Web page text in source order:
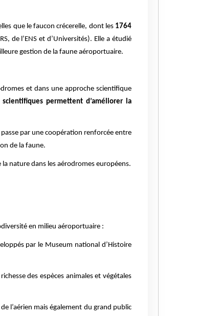
que le faucon crécerelle, dont les 1764
de l’ENS et d’Universités). Elle a étudié
gestion de la faune aéroportuaire.
et dans une approche scientifique
permettent d’améliorer la
par une coopération renforcée entre
de la faune.
nature dans les aérodromes européens.
en milieu aéroportuaire :
par le Museum national d’Histoire
des espèces animales et végétales
l’aérien mais également du grand public